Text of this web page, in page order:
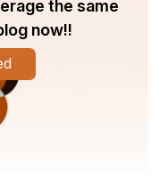
the same
now!!